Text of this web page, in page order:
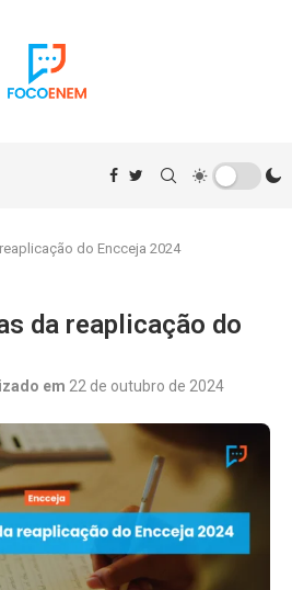
do Encceja 2024
da reaplicação do
em 22 de outubro de 2024